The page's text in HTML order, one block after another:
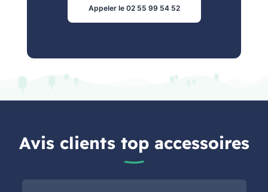
Appeler le 02 55 99 54 52
Avis clients top accessoires